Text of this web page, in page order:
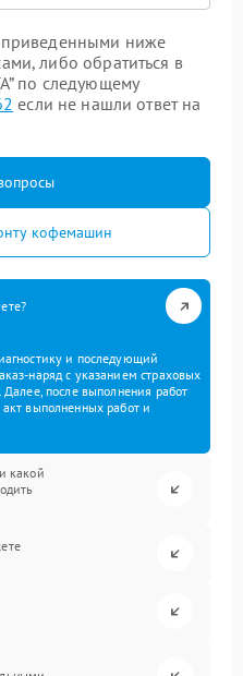
приведенными ниже
либо обратиться в
по следующему
если не нашли ответ на
кофемашин
и последующий
наряд с указанием страховых
Далее, после выполнения работ
выполненных работ и
какой